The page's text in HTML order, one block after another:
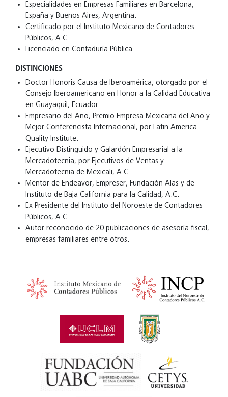
Especialidades en Empresas Familiares en Barcelona,
España y Buenos Aires, Argentina.
Certificado por el Instituto Mexicano de Contadores
Públicos, A.C.
Licenciado en Contaduría Pública.
DISTINCIONES
Doctor Honoris Causa de Iberoamérica, otorgado por el
Consejo Iberoamericano en Honor a la Calidad Educativa
en Guayaquil, Ecuador.
Empresario del Año, Premio Empresa Mexicana del Año y
Mejor Conferencista Internacional, por Latin America
Quality Institute.
Ejecutivo Distinguido y Galardón Empresarial a la
Mercadotecnia, por Ejecutivos de Ventas y
Mercadotecnia de Mexicali, A.C.
Mentor de Endeavor, Empreser, Fundación Alas y de
Instituto de Baja California para la Calidad, A.C.
Ex Presidente del Instituto del Noroeste de Contadores
Públicos, A.C.
Autor reconocido de 20 publicaciones de asesoría fiscal,
empresas familiares entre otros.